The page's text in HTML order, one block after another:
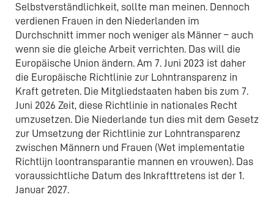
Selbstverständlichkeit, sollte man meinen. Dennoch
verdienen Frauen in den Niederlanden im
Durchschnitt immer noch weniger als Männer – auch
wenn sie die gleiche Arbeit verrichten. Das will die
Europäische Union ändern. Am 7. Juni 2023 ist daher
die Europäische Richtlinie zur Lohntransparenz in
Kraft getreten. Die Mitgliedstaaten haben bis zum 7.
Juni 2026 Zeit, diese Richtlinie in nationales Recht
umzusetzen. Die Niederlande tun dies mit dem Gesetz
zur Umsetzung der Richtlinie zur Lohntransparenz
zwischen Männern und Frauen (Wet implementatie
Richtlijn loontransparantie mannen en vrouwen). Das
voraussichtliche Datum des Inkrafttretens ist der 1.
Januar 2027.